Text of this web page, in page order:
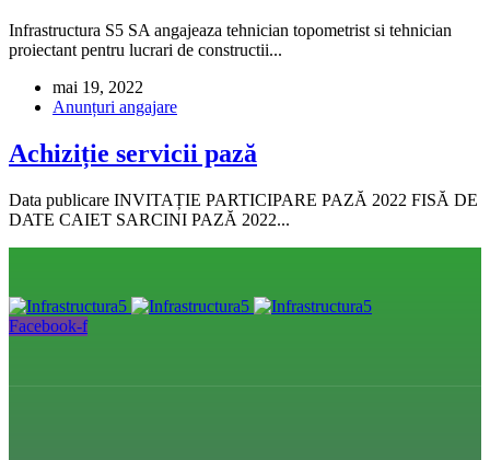
Infrastructura S5 SA angajeaza tehnician topometrist si tehnician
proiectant pentru lucrari de constructii...
mai 19, 2022
Anunțuri angajare
Achiziție servicii pază
Data publicare INVITAȚIE PARTICIPARE PAZĂ 2022 FISĂ DE
DATE CAIET SARCINI PAZĂ 2022...
Facebook-f